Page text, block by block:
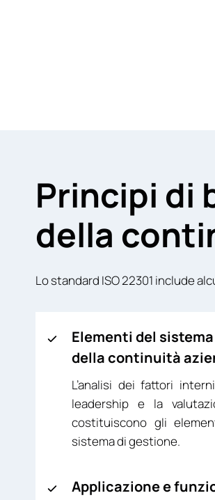
Principi di
della
Lo standard ISO 22301 include
Elementi del
della continuità
L’analisi dei fattori
leadership e la
costituiscono gli
sistema di gestione.
Applicazione e